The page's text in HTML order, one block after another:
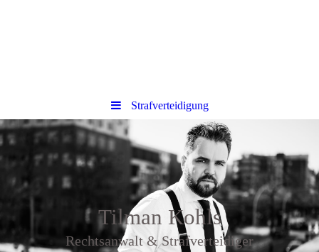
Strafverteidigung
Tilman Kohls
Rechtsanwalt & Strafverteidiger